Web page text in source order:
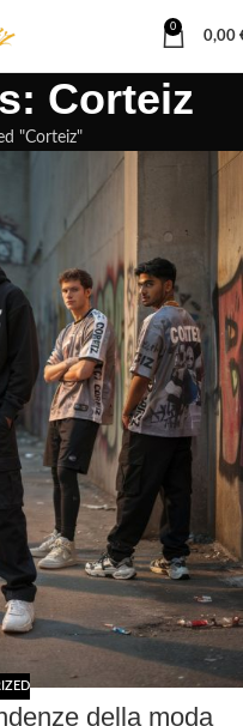
0
0,00
Corteiz
"Corteiz"
della moda